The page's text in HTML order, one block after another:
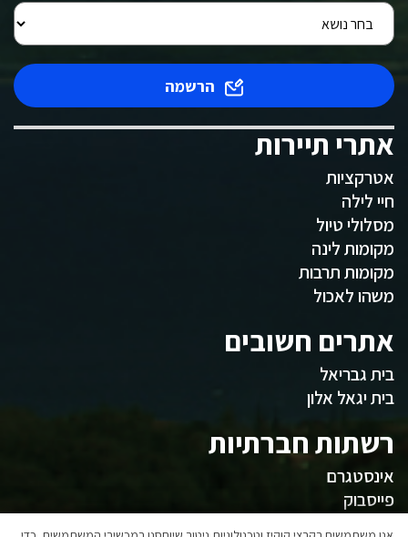
הרשמה
אתרי תיירות
אטרקציות
חיי לילה
מסלולי טיול
מקומות לינה
מקומות תרבות
משהו לאכול
אתרים חשובים
בית גבריאל
בית יגאל אלון
רשתות חברתיות
אינסטגרם
פייסבוק